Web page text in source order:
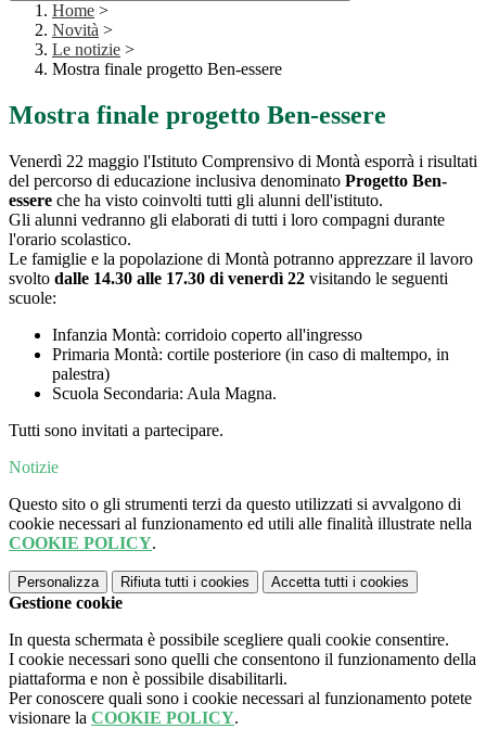
Home >
Novità >
Le notizie >
Mostra finale progetto Ben-essere
Mostra finale progetto Ben-essere
Venerdì 22 maggio l'Istituto Comprensivo di Montà esporrà i risultati
del percorso di educazione inclusiva denominato Progetto Ben-
essere che ha visto coinvolti tutti gli alunni dell'istituto.
Gli alunni vedranno gli elaborati di tutti i loro compagni durante
l'orario scolastico.
Le famiglie e la popolazione di Montà potranno apprezzare il lavoro
svolto dalle 14.30 alle 17.30 di venerdì 22 visitando le seguenti
scuole:
Infanzia Montà: corridoio coperto all'ingresso
Primaria Montà: cortile posteriore (in caso di maltempo, in
palestra)
Scuola Secondaria: Aula Magna.
Tutti sono invitati a partecipare.
Notizie
Questo sito o gli strumenti terzi da questo utilizzati si avvalgono di
cookie necessari al funzionamento ed utili alle finalità illustrate nella
COOKIE POLICY.
Personalizza Rifiuta tutti i cookies Accetta tutti i cookies
Gestione cookie
In questa schermata è possibile scegliere quali cookie consentire.
I cookie necessari sono quelli che consentono il funzionamento della
piattaforma e non è possibile disabilitarli.
Per conoscere quali sono i cookie necessari al funzionamento potete
visionare la COOKIE POLICY.